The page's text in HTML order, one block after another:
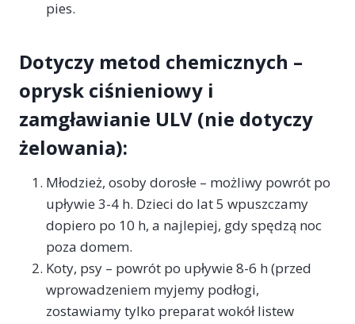
pies.
Dotyczy metod chemicznych –
oprysk ciśnieniowy i
zamgławianie ULV (nie dotyczy
żelowania):
Młodzież, osoby dorosłe – możliwy powrót po
upływie 3-4 h. Dzieci do lat 5 wpuszczamy
dopiero po 10 h, a najlepiej, gdy spędzą noc
poza domem.
Koty, psy – powrót po upływie 8-6 h (przed
wprowadzeniem myjemy podłogi,
zostawiamy tylko preparat wokół listew